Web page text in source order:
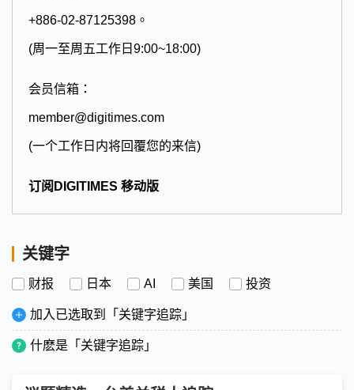
+886-02-87125398。
(周一至周五工作日9:00~18:00)
会员信箱：
member@digitimes.com
(一个工作日内将回覆您的来信)
订阅DIGITIMES 移动版
关键字
财报 日本 AI 美国 投资
加入已选取到「关键字追踪」
什麽是「关键字追踪」